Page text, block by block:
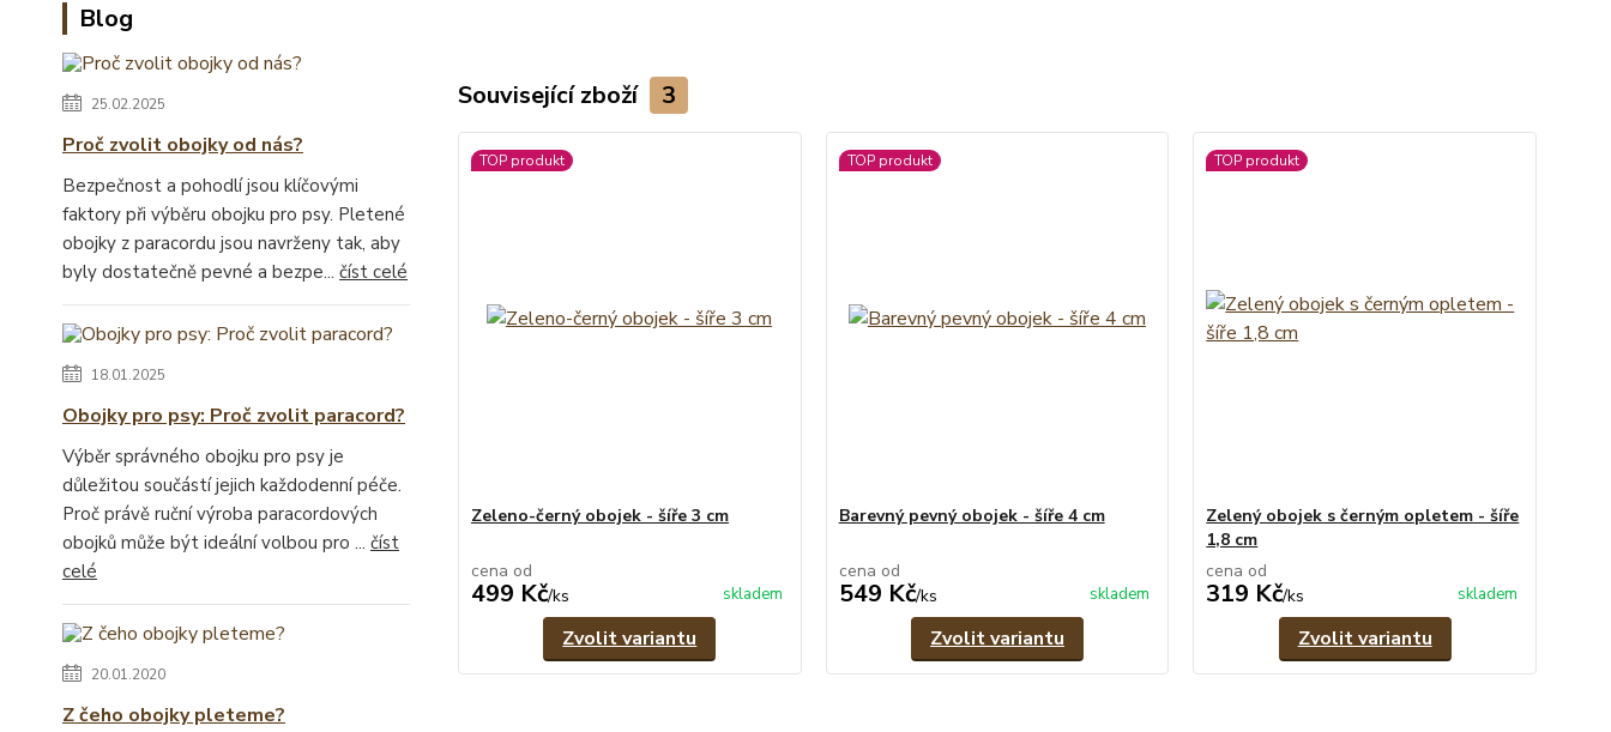
Blog
25.02.2025
Proč zvolit obojky od nás?
Bezpečnost a pohodlí jsou klíčovými
faktory při výběru obojku pro psy. Pletené
obojky z paracordu jsou navrženy tak, aby
byly dostatečně pevné a bezpe... číst celé
18.01.2025
Obojky pro psy: Proč zvolit paracord?
Výběr správného obojku pro psy je
důležitou součástí jejich každodenní péče.
Proč právě ruční výroba paracordových
obojků může být ideální volbou pro ... číst
celé
20.01.2020
Z čeho obojky pleteme?
Související zboží 3
TOP produkt
Zeleno-černý obojek - šíře 3 cm
cena od
499 Kč/ks skladem
Zvolit variantu
TOP produkt
Barevný pevný obojek - šíře 4 cm
cena od
549 Kč/ks skladem
Zvolit variantu
TOP produkt
Zelený obojek s černým opletem - šíře
1,8 cm
cena od
319 Kč/ks skladem
Zvolit variantu